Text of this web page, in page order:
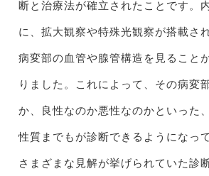
断と治療法が確立されたことです。
に、拡大観察や特殊光観察が搭載さ
病変部の血管や腺管構造を見ること
りました。これによって、その病変
か、良性なのか悪性なのかといった
性質までもが診断できるようになっ
さまざまな見解が挙げられていた診